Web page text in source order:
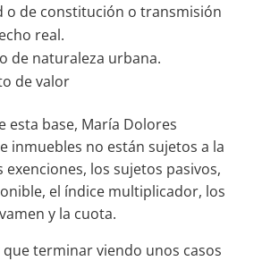
o de constitución o transmisión
real.
de naturaleza urbana.
de valor
esta base, María Dolores
inmuebles no están sujetos a la
exenciones, los sujetos pasivos,
el índice multiplicador, los
y la cuota.
terminar viendo unos casos